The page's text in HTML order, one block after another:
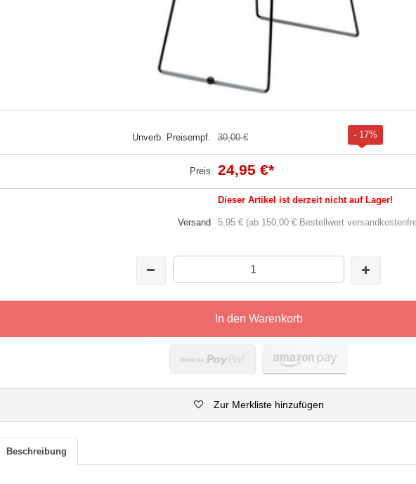
Unverb. Preisempf. 30,00 € - 17%
Preis 24,95 €*
Dieser Artikel ist derzeit nicht auf Lager!
Versand 5,95 € (ab 150,00 € Bestellwert
In den Warenkorb
Zur Merkliste hinzufügen
Beschreibung